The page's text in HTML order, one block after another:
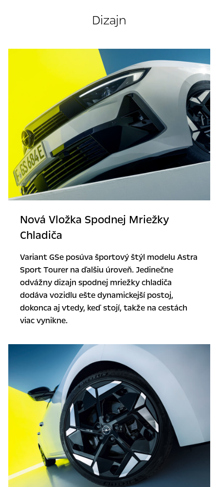
Dizajn
Nová Vložka Spodnej Mriežky
Chladiča
Variant GSe posúva športový štýl modelu Astra
Sport Tourer na ďalšiu úroveň. Jedinečne
odvážny dizajn spodnej mriežky chladiča
dodáva vozidlu ešte dynamickejší postoj,
dokonca aj vtedy, keď stojí, takže na cestách
viac vynikne.